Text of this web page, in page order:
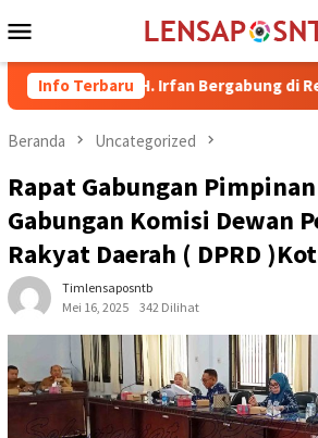
ke
Mobile
Info Terbaru
dr. H. Irfan Bergabung di Retreat
Beranda Uncategorized
Rapat Gabungan
Gabungan Komisi Dewan
Rakyat Daerah ( DPRD
Timlensaposntb
Mei 16, 2025
342 Dilihat